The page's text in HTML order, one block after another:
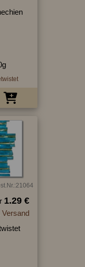
1.29 €
Versand